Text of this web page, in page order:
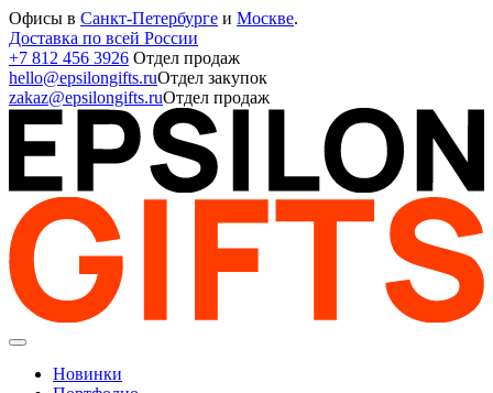
Офисы в Санкт-Петербурге и Москве.
Доставка по всей России
+7 812 456 3926 Отдел продаж
hello@epsilongifts.ruОтдел закупок
zakaz@epsilongifts.ruОтдел продаж
Новинки